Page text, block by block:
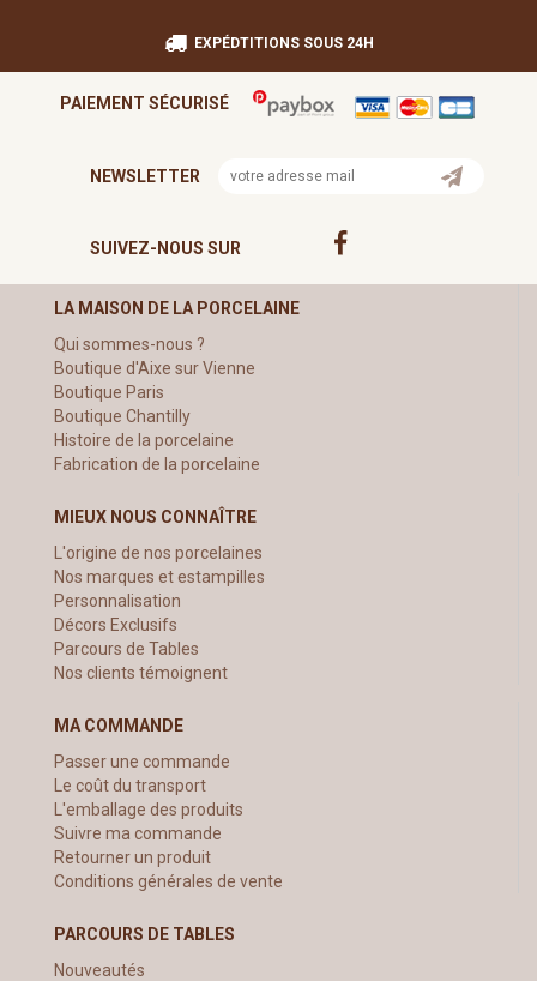
EXPÉDTITIONS SOUS 24H
PAIEMENT SÉCURISÉ
NEWSLETTER
SUIVEZ-NOUS SUR
LA MAISON DE LA PORCELAINE
Qui sommes-nous ?
Boutique d'Aixe sur Vienne
Boutique Paris
Boutique Chantilly
Histoire de la porcelaine
Fabrication de la porcelaine
MIEUX NOUS CONNAÎTRE
L'origine de nos porcelaines
Nos marques et estampilles
Personnalisation
Décors Exclusifs
Parcours de Tables
Nos clients témoignent
MA COMMANDE
Passer une commande
Le coût du transport
L'emballage des produits
Suivre ma commande
Retourner un produit
Conditions générales de vente
PARCOURS DE TABLES
Nouveautés